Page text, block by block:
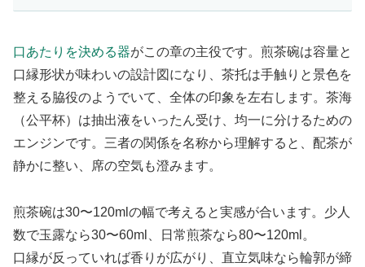
口あたりを決める器がこの章の主役です。煎茶碗は容量と
口縁形状が味わいの設計図になり、茶托は手触りと景色を
整える脇役のようでいて、全体の印象を左右します。茶海
（公平杯）は抽出液をいったん受け、均一に分けるための
エンジンです。三者の関係を名称から理解すると、配茶が
静かに整い、席の空気も澄みます。
煎茶碗は30〜120mlの幅で考えると実感が合います。少人
数で玉露なら30〜60ml、日常煎茶なら80〜120ml。
口縁が反っていれば香りが広がり、直立気味なら輪郭が締